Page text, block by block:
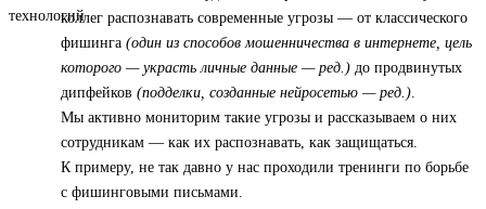
коллег распознавать современные угрозы — от классического
фишинга (один из способов мошенничества в интернете, цель
которого — украсть личные данные — ред.) до продвинутых
дипфейков (подделки, созданные нейросетью — ред.)
Мы активно мониторим такие угрозы и рассказываем о них
сотрудникам — как их распознавать, как защищаться.
К примеру, не так давно у нас проходили тренинги по борьбе
с фишинговыми письмами.